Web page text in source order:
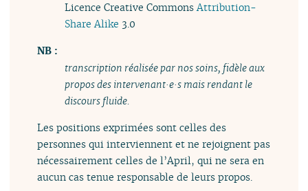
Licence Creative CommonsAttribution-
Share Alike 3.0
NB :
transcription réalisée par nos soins, fidèle aux
propos des intervenant·e·s mais rendant le
discours fluide.
Les positions exprimées sont celles des
personnes qui interviennent et ne rejoignent pas
nécessairement celles de l’April, qui ne sera en
aucun cas tenue responsable de leurs propos.